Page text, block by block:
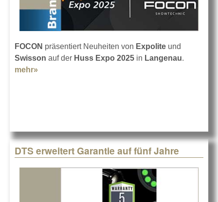
FOCON präsentiert Neuheiten von Expolite und
Swisson auf der Huss Expo 2025 in Langenau.
mehr»
DTS erweitert Garantie auf fünf Jahre